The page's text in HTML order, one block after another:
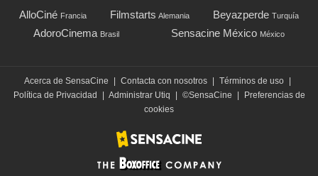
AlloCiné Francia Filmstarts Alemania Beyazperde Turquía
AdoroCinema Brasil Sensacine México México
Acerca de SensaCine Contacta con nosotros Términos de uso
Política de Privacidad
Administrar Utiq ©SensaCine
Preferencias de
cookies